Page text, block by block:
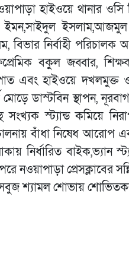
হাইওয়ে থানার
ইসলাম,আজমুল
বিভার নির্বাহী
বকুল জব্বার,
এবং হাইওয়ে দখলমুক্ত ও
ডাস্টবিন স্থাপন,
স্ট্যান্ড কমিয়ে
বাঁধা নিষেধ আরোপ
নির্ধারিত বাইক,ভ্যান
নওয়াপাড়া প্রেসক্লাবের
শ্যামল শোভায়